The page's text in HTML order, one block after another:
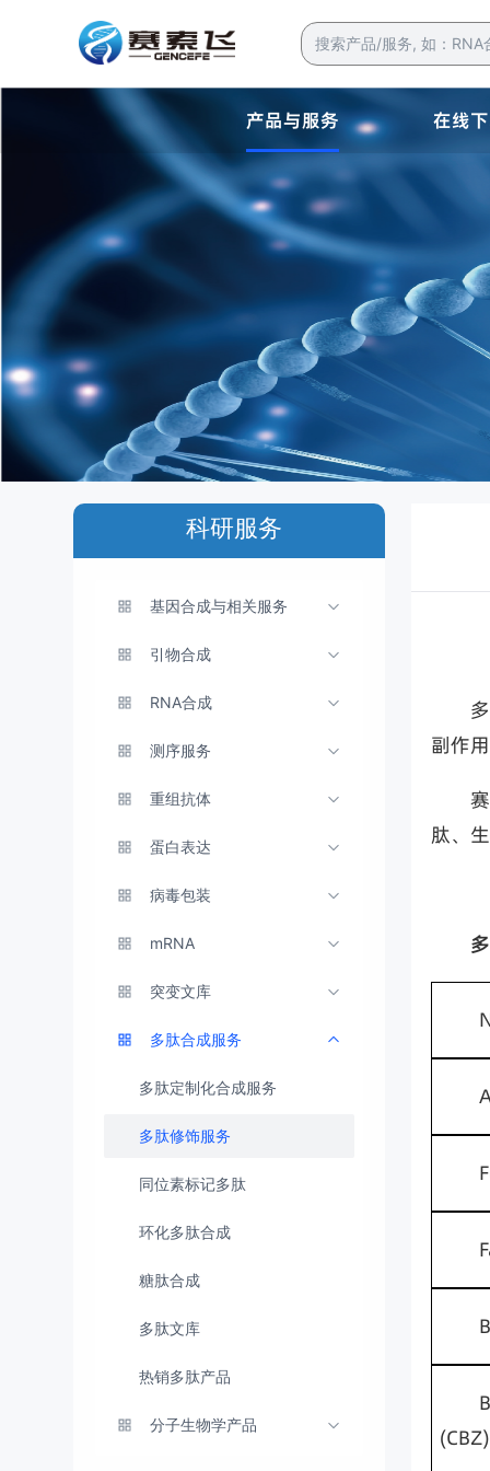
产品与服务 在线
科研服务
基因合成与相关服务
引物合成
RNA合成
测序服务
重组抗体
蛋白表达
病毒包装
mRNA
突变文库
多肽合成服务
多肽定制化合成服务
多肽修饰服务
同位素标记多肽
环化多肽合成
糖肽合成
多肽文库
热销多肽产品
分子生物学产品
副作
肽、
(CBZ)